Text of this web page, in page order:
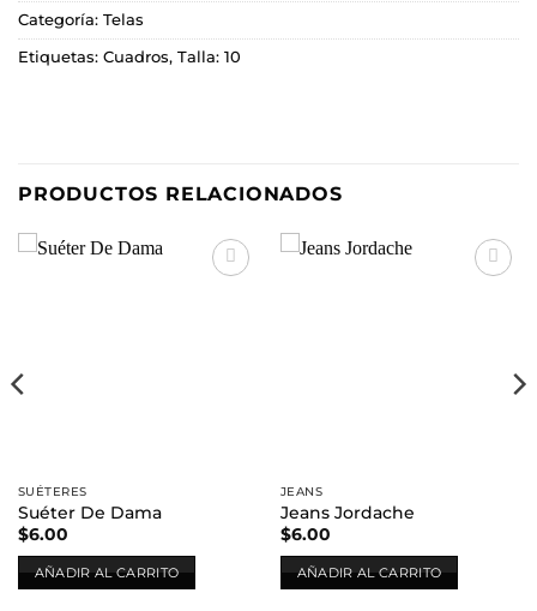
Categoría: Telas
Etiquetas: Cuadros, Talla: 10
PRODUCTOS RELACIONADOS
SUÉTERES
Suéter De Dama
$6.00
AÑADIR AL CARRITO
JEANS
Jeans Jordache
$6.00
AÑADIR AL CARRITO